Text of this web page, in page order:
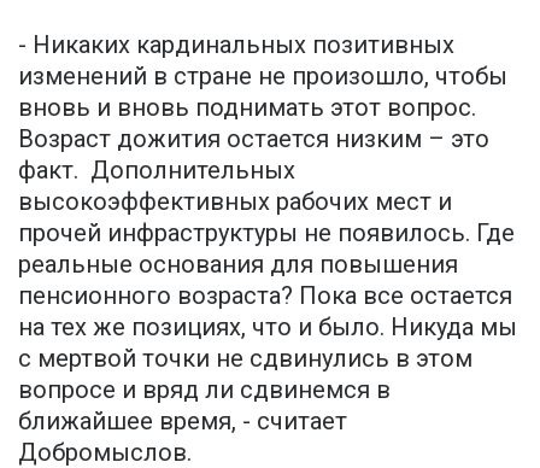
- Никаких кардинальных позитивных
изменений в стране не произошло, чтобы
вновь и вновь поднимать этот вопрос.
Возраст дожития остается низким – это
факт. Дополнительных
высокоэффективных рабочих мест и
прочей инфраструктуры не появилось. Где
реальные основания для повышения
пенсионного возраста? Пока все остается
на тех же позициях, что и было. Никуда мы
с мертвой точки не сдвинулись в этом
вопросе и вряд ли сдвинемся в
ближайшее время, - считает
Добромыслов.